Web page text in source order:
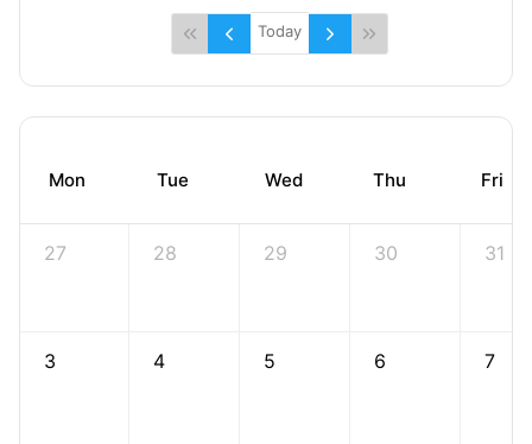
Today
Mon Tue Wed Thu Fri
27 28 29 30 31
3 4 5 6 7